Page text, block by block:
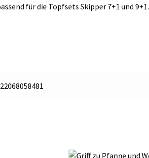
für die Topfsets Skipper 7+1 und 9+1.